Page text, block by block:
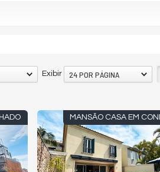
Exibir 24 POR PÁGINA
MANSÃO CASA EM